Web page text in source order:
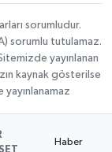
sorumludur.
sorumlu tutulamaz.
yayınlanan
kaynak gösterilse
Haber